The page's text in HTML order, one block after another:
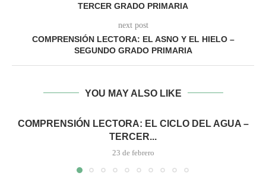
TERCER GRADO PRIMARIA
next post
COMPRENSIÓN LECTORA: EL ASNO Y EL HIELO –
SEGUNDO GRADO PRIMARIA
YOU MAY ALSO LIKE
COMPRENSIÓN LECTORA: EL CICLO DEL AGUA –
TERCER...
23 de febrero